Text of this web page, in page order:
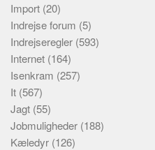
Import (20)
Indrejse forum (5)
Indrejseregler (593)
Internet (164)
Isenkram (257)
It (567)
Jagt (55)
Jobmuligheder (188)
Kæledyr (126)